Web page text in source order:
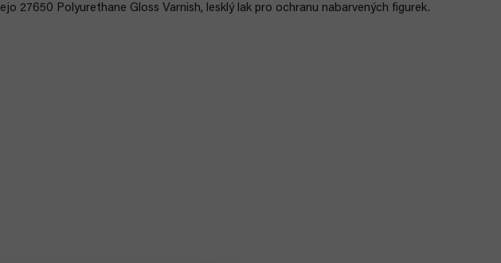
27650 Polyurethane Gloss Varnish, lesklý lak pro ochranu nabarvených figurek.